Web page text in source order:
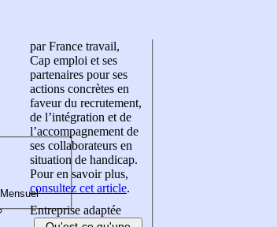
par France travail,
Cap emploi et ses
partenaires pour ses
actions concrètes en
faveur du recrutement,
de l’intégration et de
l’accompagnement de
ses collaborateurs en
situation de handicap.
Pour en savoir plus,
consultez cet article.
Entreprise adaptée